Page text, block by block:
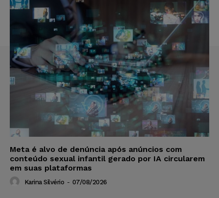
Meta é alvo de denúncia após anúncios com
conteúdo sexual infantil gerado por IA circularem
em suas plataformas
Karina Silvério - 07/08/2026